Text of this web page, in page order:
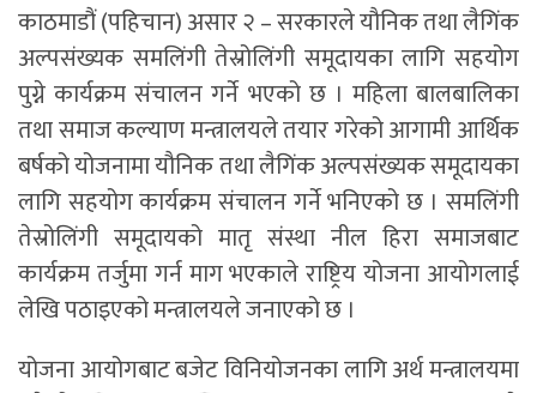
काठमाडौं (पहिचान) असार २ – सरकारले यौनिक तथा लैगिंक
अल्पसंख्यक समलिंगी तेस्रोलिंगी समूदायका लागि सहयोग
पुग्ने कार्यक्रम संचालन गर्ने भएको छ । महिला बालबालिका
तथा समाज कल्याण मन्त्रालयले तयार गरेको आगामी आर्थिक
बर्षको योजनामा यौनिक तथा लैगिंक अल्पसंख्यक समूदायका
लागि सहयोग कार्यक्रम संचालन गर्ने भनिएको छ । समलिंगी
तेस्रोलिंगी समूदायको मातृ संस्था नील हिरा समाजबाट
कार्यक्रम तर्जुमा गर्न माग भएकाले राष्ट्रिय योजना आयोगलाई
लेखि पठाइएको मन्त्रालयले जनाएको छ ।
योजना आयोगबाट बजेट विनियोजनका लागि अर्थ मन्त्रालयमा